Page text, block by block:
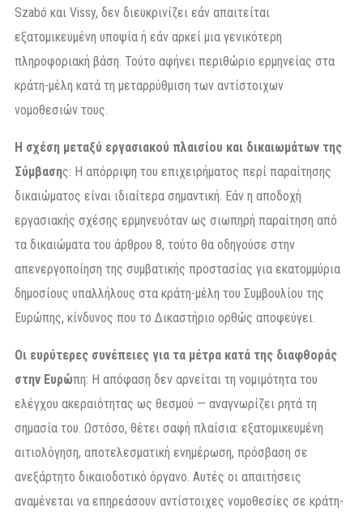
Szabó και Vissy, δεν διευκρινίζει εάν απαιτείται
εξατομικευμένη υποψία ή εάν αρκεί μια γενικότερη
πληροφοριακή βάση. Τούτο αφήνει περιθώριο ερμηνείας στα
κράτη-μέλη κατά τη μεταρρύθμιση των αντίστοιχων
νομοθεσιών τους.
Η σχέση μεταξύ εργασιακού πλαισίου και δικαιωμάτων της
Σύμβασης: Η απόρριψη του επιχειρήματος περί παραίτησης
δικαιώματος είναι ιδιαίτερα σημαντική. Εάν η αποδοχή
εργασιακής σχέσης ερμηνευόταν ως σιωπηρή παραίτηση από
τα δικαιώματα του άρθρου 8, τούτο θα οδηγούσε στην
απενεργοποίηση της συμβατικής προστασίας για εκατομμύρια
δημοσίους υπαλλήλους στα κράτη-μέλη του Συμβουλίου της
Ευρώπης, κίνδυνος που το Δικαστήριο ορθώς αποφεύγει.
Οι ευρύτερες συνέπειες για τα μέτρα κατά της διαφθοράς
στην Ευρώπη: Η απόφαση δεν αρνείται τη νομιμότητα του
ελέγχου ακεραιότητας ως θεσμού — αναγνωρίζει ρητά τη
σημασία του. Ωστόσο, θέτει σαφή πλαίσια: εξατομικευμένη
αιτιολόγηση, αποτελεσματική ενημέρωση, πρόσβαση σε
ανεξάρτητο δικαιοδοτικό όργανο. Αυτές οι απαιτήσεις
αναμένεται να επηρεάσουν αντίστοιχες νομοθεσίες σε κράτη-